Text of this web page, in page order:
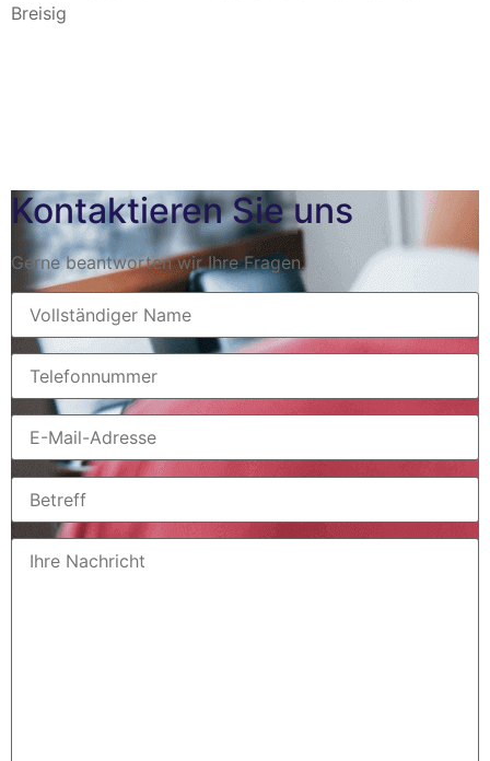
Breisig
Kontaktieren Sie uns
Gerne beantworten wir Ihre Fragen.